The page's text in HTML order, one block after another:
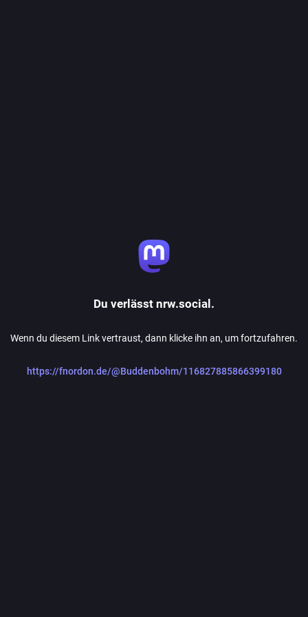
Du verlässt nrw.social.
Wenn du diesem Link vertraust, dann klicke ihn an, um fortzufahren.
https://fnordon.de/@Buddenbohm/116827885866399180